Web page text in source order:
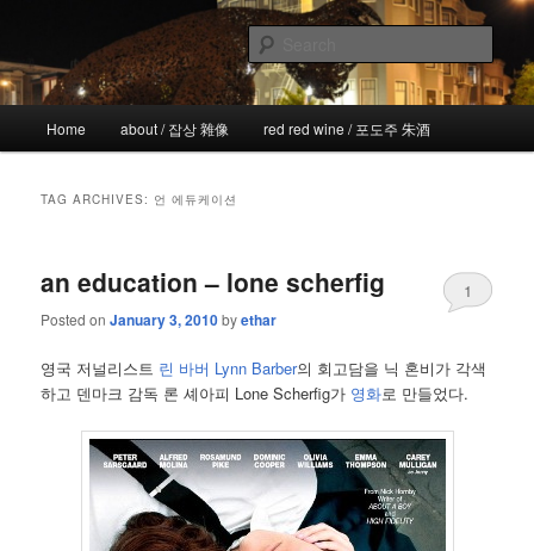
primary
content
secondary
content!wicked
the more I see the less I know
Home about / 잡상 雜像 red red wine / 포도주 朱酒
TAG ARCHIVES: 언 에듀케이션
an education – lone scherfig
Posted onJanuary 3, 2010byethar
1
영국 저널리스트 린 바버 Lynn Barber의 회고담을 닉 혼비가 각색
하고 덴마크 감독 론 셰아피 Lone Scherfig가 영화로 만들었다.